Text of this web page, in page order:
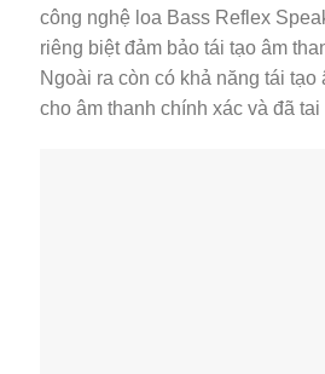
công nghệ loa Bass Reflex
riêng biệt đảm bảo tái tạo âm
Ngoài ra còn có khả năng tái tạo
cho âm thanh chính xác và đã tai